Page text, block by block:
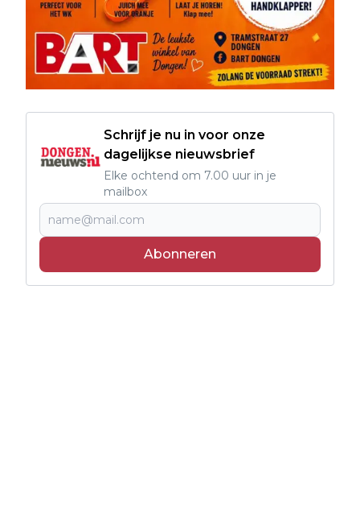
Schrijf je nu in voor onze
dagelijkse nieuwsbrief
Elke ochtend om 7.00 uur in je
mailbox
Abonneren